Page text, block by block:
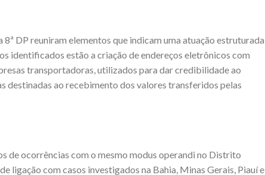
DP reuniram elementos que indicam uma atuação estruturada
identificados estão a criação de endereços eletrônicos com
transportadoras, utilizados para dar credibilidade ao
destinadas ao recebimento dos valores transferidos pelas
de ocorrências com o mesmo modus operandi no Distrito
ligação com casos investigados na Bahia, Minas Gerais, Piauí e